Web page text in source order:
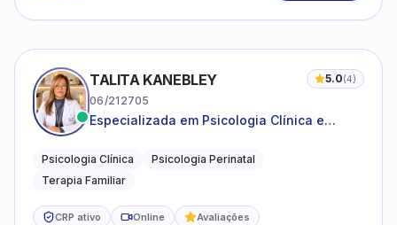
TALITA KANEBLEY 5.0(4)
06/212705
Especializada em Psicologia Clínica e
famílias
Psicologia Clínica
Psicologia Perinatal
Terapia Familiar
CRP ativo Online Avaliações